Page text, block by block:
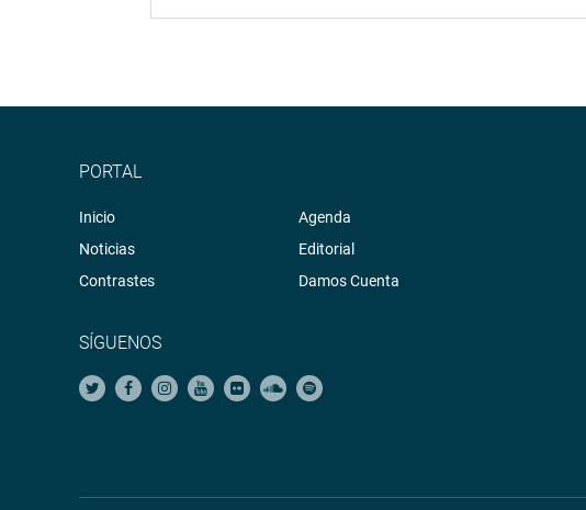
PORTAL
Inicio
Noticias
Contrastes
Agenda
Editorial
Damos Cuenta
SÍGUENOS